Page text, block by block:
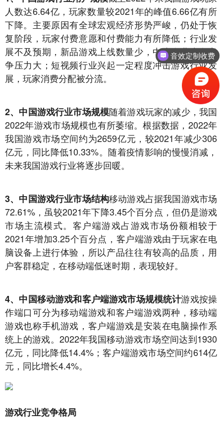
人数达6.64亿，玩家数量较2021年的峰值6.66亿有所
下降。主要原因有全球宏观经济形势严峻，仍处于恢
复阶段，玩家付费意愿和付费能力有所降低；行业发
展不及预期，新品游戏上线数量少，中小企业生存竞
争压力大；短视频行业兴起一定程度冲击游戏行业发
展，玩家消费分配被分流。
2、中国游戏行业市场规模随着游戏玩家的减少，我国
2022年游戏市场规模也有所萎缩。根据数据，2022年
我国游戏市场空间约为2659亿元，较2021年减少306
亿元，同比降低10.33%。随着疫情影响的慢慢消减，
未来我国游戏行业将逐步回暖。
3、中国游戏行业市场结构移动游戏占据我国游戏市场
72.61%，虽较2021年下降3.45个百分点，但仍是游戏
市场主流模式。客户端游戏占游戏市场份额相较于
2021年增加3.25个百分点，客户端游戏由于玩家在电
脑设备上进行体验，所以产品往往有较高的品质，用
户客群稳定，在移动端低迷时期，表现较好。
4、中国移动游戏和客户端游戏市场规模统计游戏按操
作端口可分为移动端游戏和客户端游戏两种，移动端
游戏也称手机游戏，客户端游戏是安装在电脑操作系
统上的游戏。2022年我国移动游戏市场空间达到1930
亿元，同比降低14.4%；客户端游戏市场空间约614亿
元，同比增长4.4%。
游戏行业竞争格局
音效定制收费
音乐制作收费